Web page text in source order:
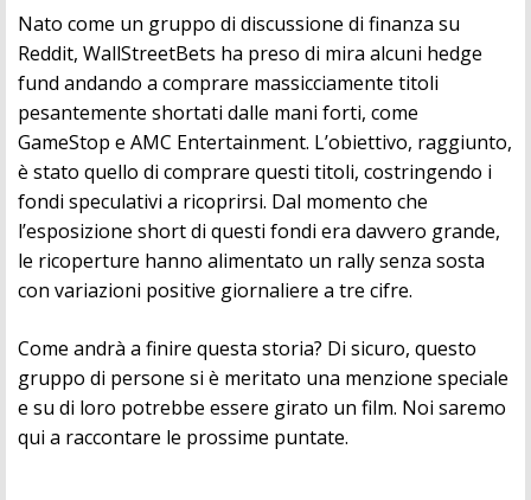
Nato come un gruppo di discussione di finanza su
Reddit, WallStreetBets ha preso di mira alcuni hedge
fund andando a comprare massicciamente titoli
pesantemente shortati dalle mani forti, come
GameStop e AMC Entertainment. L’obiettivo, raggiunto,
è stato quello di comprare questi titoli, costringendo i
fondi speculativi a ricoprirsi. Dal momento che
l’esposizione short di questi fondi era davvero grande,
le ricoperture hanno alimentato un rally senza sosta
con variazioni positive giornaliere a tre cifre.
Come andrà a finire questa storia? Di sicuro, questo
gruppo di persone si è meritato una menzione speciale
e su di loro potrebbe essere girato un film. Noi saremo
qui a raccontare le prossime puntate.